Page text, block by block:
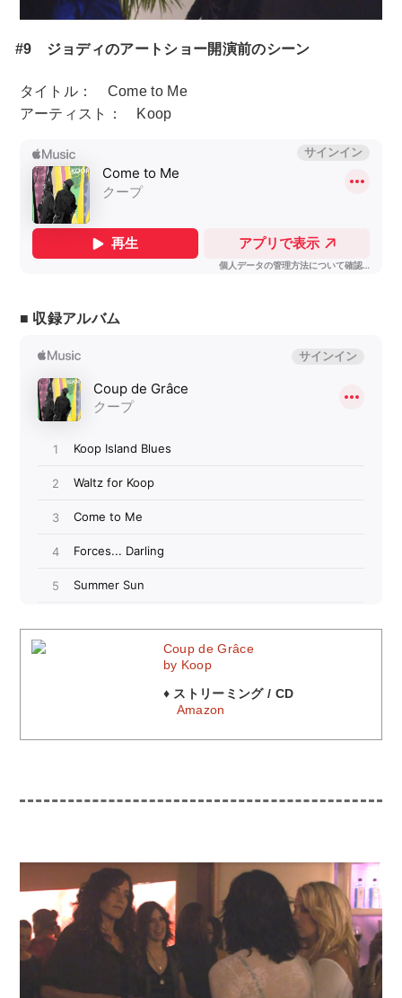
#9 ジョディのアートショー開演前のシーン
タイトル： Come to Me
アーティスト： Koop
■ 収録アルバム
Coup de Grâce
by Koop
♦ ストリーミング / CD
Amazon